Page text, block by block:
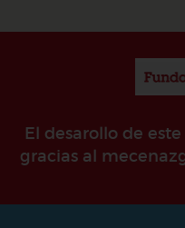
El desarollo de
gracias al